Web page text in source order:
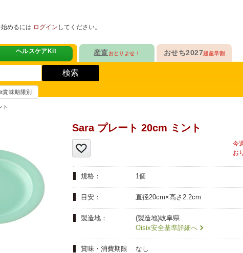
めるには ログイン してください。
合
雑貨
急支援
ヘルスケアKit
ヘルスケアKit
健康サポート食品
産直おとりよせ！
信州フルーツ定期便
生沼さんの甘熟梨
人気No.4
貴重な黄桃食べ比べ
奥山さんの幸せの黄桃
人気No.5
夏にピッタリ
モチモチ食感チーズ
おせち2027超超早割
らぁ麺おせち
家族で楽しめるおせち
クリームチーズたっぷり
人気品目を増量！
家族でたっぷり楽しむ
和・洋・中　よくばりセット
人気二段重「高砂」と
本格中華オードブル
検索
賞味期限別
ト
Sara プレート 20cm ミント
規格： 1個
目安： 直径20cm×高さ2.2cm
製造地：
(製造地)岐阜県
Oisix安全基準詳細へ
賞味・消費期限 なし